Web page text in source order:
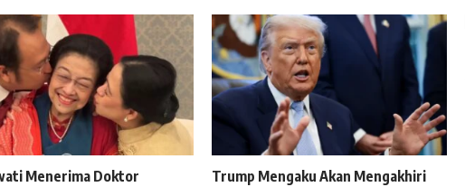
Menerima Doktor
Trump Mengaku Akan Mengakhiri